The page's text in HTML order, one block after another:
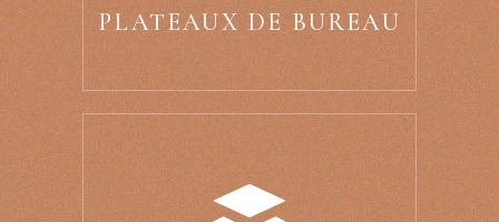
PLATEAUX DE BUREAU